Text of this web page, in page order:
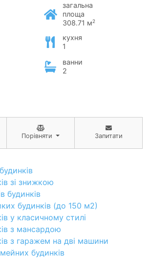
загальна
площа
308.71 м2
кухня
1
ванни
2
Порівняти Запитати
зі знижкою
будинків
будинків (до 150 м2)
у класичному стилі
з мансардою
з гаражем на дві машини
будинків